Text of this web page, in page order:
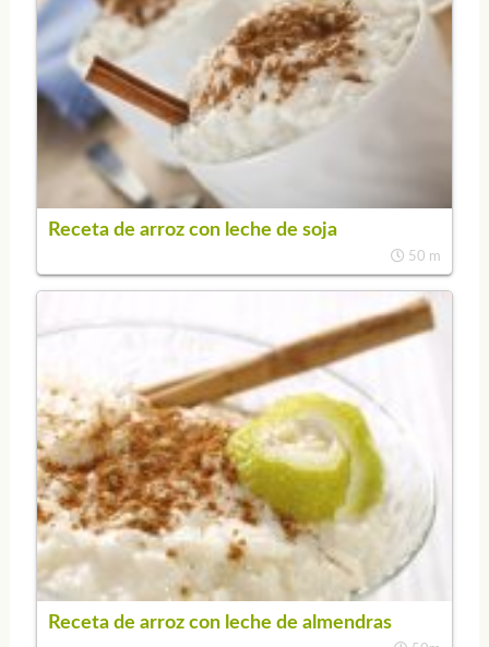
Receta de arroz con leche de soja
50 m
Receta de arroz con leche de almendras